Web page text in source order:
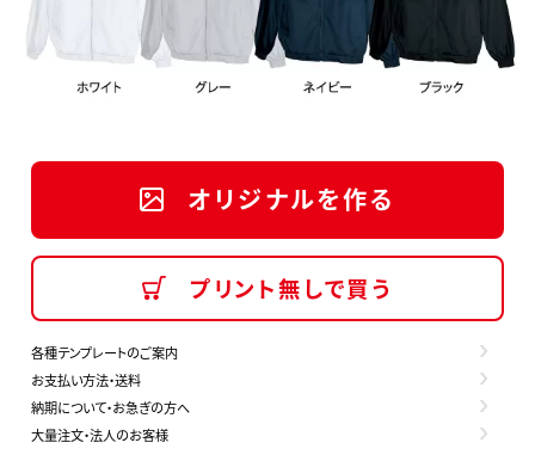
オリジナルを作る
プリント無しで買う
各種テンプレートのご案内
お支払い方法・送料
納期について・お急ぎの方へ
大量注文・法人のお客様